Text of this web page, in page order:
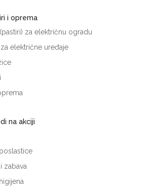
i oprema
za električnu ogradu
za električne uređaje
na akciji
zabava